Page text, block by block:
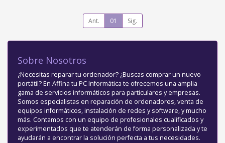
Ant. 01 Sig.
Sobre Nosotros
¿Necesitas reparar tu ordenador? ¿Buscas comprar un nuevo
portátil? En Affina tu PC Informática te ofrecemos una amplia
gama de servicios informáticos para particulares y empresas.
Somos especialistas en reparación de ordenadores, venta de
equipos informáticos, instalación de redes y software, y mucho
más. Contamos con un equipo de profesionales cualificados y
experimentados que te atenderán de forma personalizada y te
ayudarán a encontrar la solución perfecta a tus necesidades.